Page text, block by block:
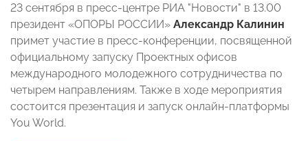
23 сентября в пресс-центре РИА "Новости" в 13.00
президент «ОПОРЫ РОССИИ» Александр Калинин
примет участие в пресс-конференции, посвященной
официальному запуску Проектных офисов
международного молодежного сотрудничества по
четырем направлениям. Также в ходе мероприятия
состоится презентация и запуск онлайн-платформы
You World.